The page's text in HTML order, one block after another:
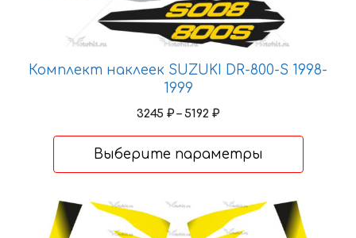
Комплект наклеек SUZUKI DR-800-S 1998-
1999
3245 ₽ – 5192 ₽Диапазон
–
Выберите параметры
Этот
товар